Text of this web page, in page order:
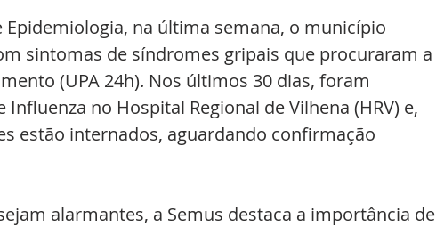
Epidemiologia, na última semana, o município
sintomas de síndromes gripais que procuraram a
(UPA 24h). Nos últimos 30 dias, foram
no Hospital Regional de Vilhena (HRV) e,
estão internados, aguardando confirmação
alarmantes, a Semus destaca a importância de